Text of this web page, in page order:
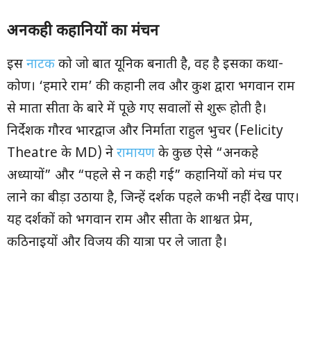
अनकही कहानियों का मंचन
इस नाटक को जो बात यूनिक बनाती है, वह है इसका कथा-
कोण। ‘हमारे राम’ की कहानी लव और कुश द्वारा भगवान राम
से माता सीता के बारे में पूछे गए सवालों से शुरू होती है।
निर्देशक गौरव भारद्वाज और निर्माता राहुल भुचर (Felicity
Theatre के MD) ने रामायण के कुछ ऐसे “अनकहे
अध्यायों” और “पहले से न कही गई” कहानियों को मंच पर
लाने का बीड़ा उठाया है, जिन्हें दर्शक पहले कभी नहीं देख पाए।
यह दर्शकों को भगवान राम और सीता के शाश्वत प्रेम,
कठिनाइयों और विजय की यात्रा पर ले जाता है।